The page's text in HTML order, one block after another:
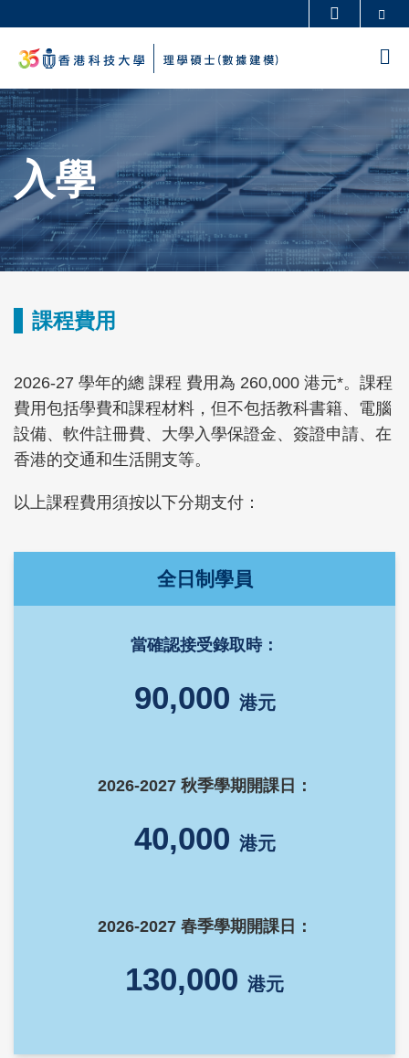
main
content
校園地圖及指南
認識科大
Sections
Text
Area
入學
Text課程費用
Text
Area
2026-27 學年的總 課程 費用為 260,000 港元*。課程
費用包括學費和課程材料，但不包括教科書籍、電腦
設備、軟件註冊費、大學入學保證金、簽證申請、在
香港的交通和生活開支等。
以上課程費用須按以下分期支付：
全日制學員
當確認接受錄取時：
90,000 港元
2026-2027 秋季學期開課日：
40,000 港元
2026-2027 春季學期開課日：
130,000 港元